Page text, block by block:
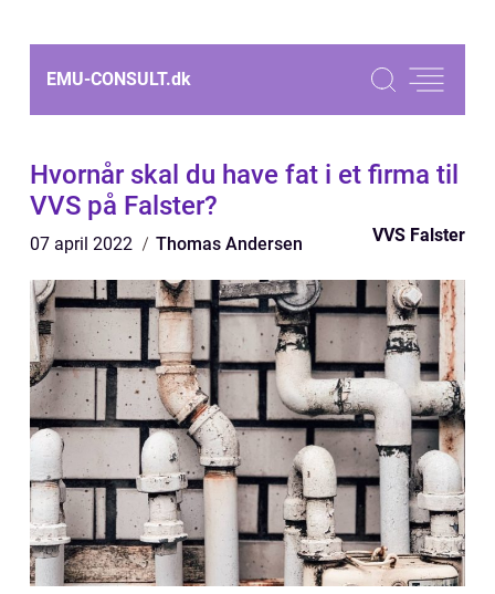
EMU-CONSULT.dk
Hvornår skal du have fat i et firma til
VVS på Falster?
07 april 2022 Thomas Andersen VVS Falster